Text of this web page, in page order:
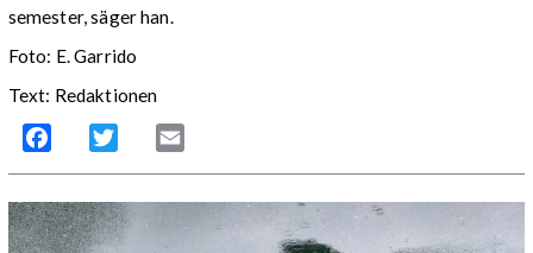
semester, säger han.
Foto: E. Garrido
Text: Redaktionen
Facebook Twitter